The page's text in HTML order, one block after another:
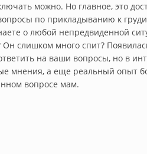
можно. Но главное, это
по прикладыванию к
о любой непредвиденной
слишком много спит?
на ваши вопросы, но в
мнения, а еще реальный опыт
вопросе мам.